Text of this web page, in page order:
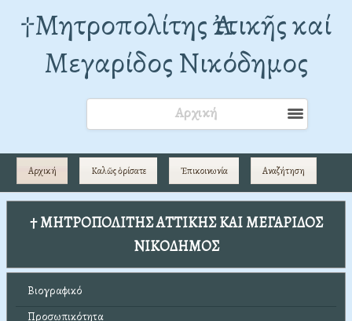
†Mητροπολίτης Ἀττικῆς καί
Μεγαρίδος Νικόδημος
Αρχική
Αρχική Καλῶς ὁρίσατε Ἐπικοινωνία Αναζήτηση
† ΜΗΤΡΟΠΟΛΙΤΗΣ ΑΤΤΙΚΗΣ ΚΑΙ ΜΕΓΑΡΙΔΟΣ
ΝΙΚΟΔΗΜΟΣ
Βιογραφικό
Προσωπικότητα